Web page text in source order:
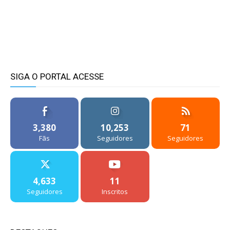
SIGA O PORTAL ACESSE
3,380
Fãs
10,253
Seguidores
71
Seguidores
4,633
Seguidores
11
Inscritos